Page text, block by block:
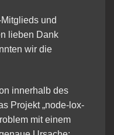
und
lieben Dank
wir die
innerhalb des
Projekt „node-lox-
mit einem